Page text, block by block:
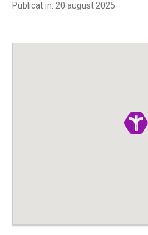
Publicat in: 20 august 2025